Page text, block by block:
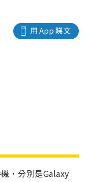
用 App 睇文
，分別是Galaxy